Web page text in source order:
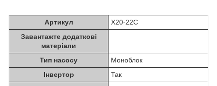
Артикул
X20-22C
Завантажте додаткові
матеріали
Тип насосу
Моноблок
Інвертор
Так